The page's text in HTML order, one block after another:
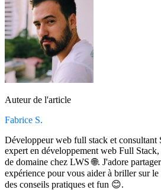
Auteur de l'article
Fabrice S.
Développeur web full stack et consultant
expert en développement web Full
de domaine chez LWS 🌐. J'adore
expérience pour vous aider à briller sur
des conseils pratiques et fun 😊.